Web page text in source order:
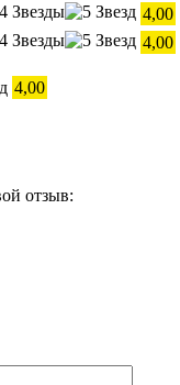
4,00
4,00
4,00
отзыв: